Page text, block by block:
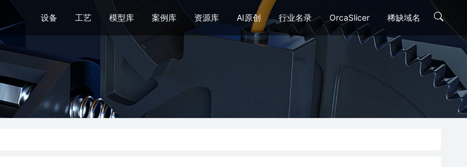
设备 工艺 模型库 案例库 资源库 AI原创 行业名录 OrcaSlicer 稀缺域名